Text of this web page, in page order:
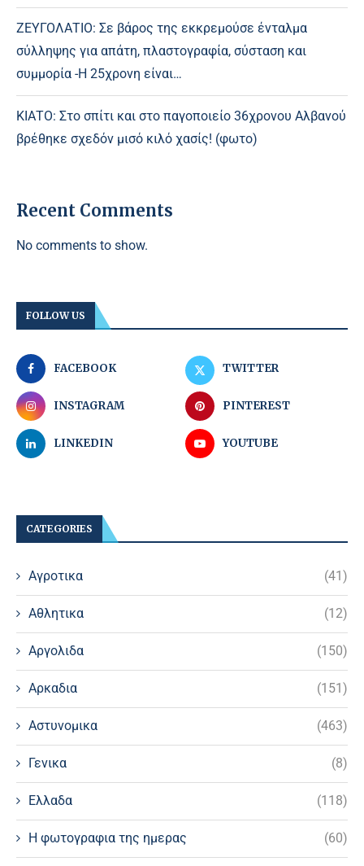
ΖΕΥΓΟΛΑΤΙΟ: Σε βάρος της εκκρεμούσε ένταλμα
σύλληψης για απάτη, πλαστογραφία, σύσταση και
συμμορία -Η 25χρονη είναι…
ΚΙΑΤΟ: Στο σπίτι και στο παγοποιείο 36χρονου Αλβανού
βρέθηκε σχεδόν μισό κιλό χασίς! (φωτο)
Recent Comments
No comments to show.
FOLLOW US
FACEBOOK TWITTER
INSTAGRAM PINTEREST
LINKEDIN YOUTUBE
CATEGORIES
Αγροτικα (41)
Αθλητικα (12)
Αργολιδα (150)
Αρκαδια (151)
Αστυνομικα (463)
Γενικα (8)
Ελλαδα (118)
Η φωτογραφια της ημερας (60)